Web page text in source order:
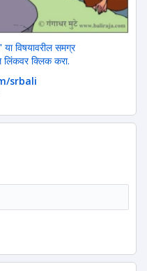
या विषयावरील समग्र
लिंकवर क्लिक करा.
srbali